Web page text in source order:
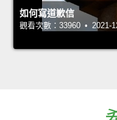
如何寫道歉信
觀看次數：33960 • 2021-